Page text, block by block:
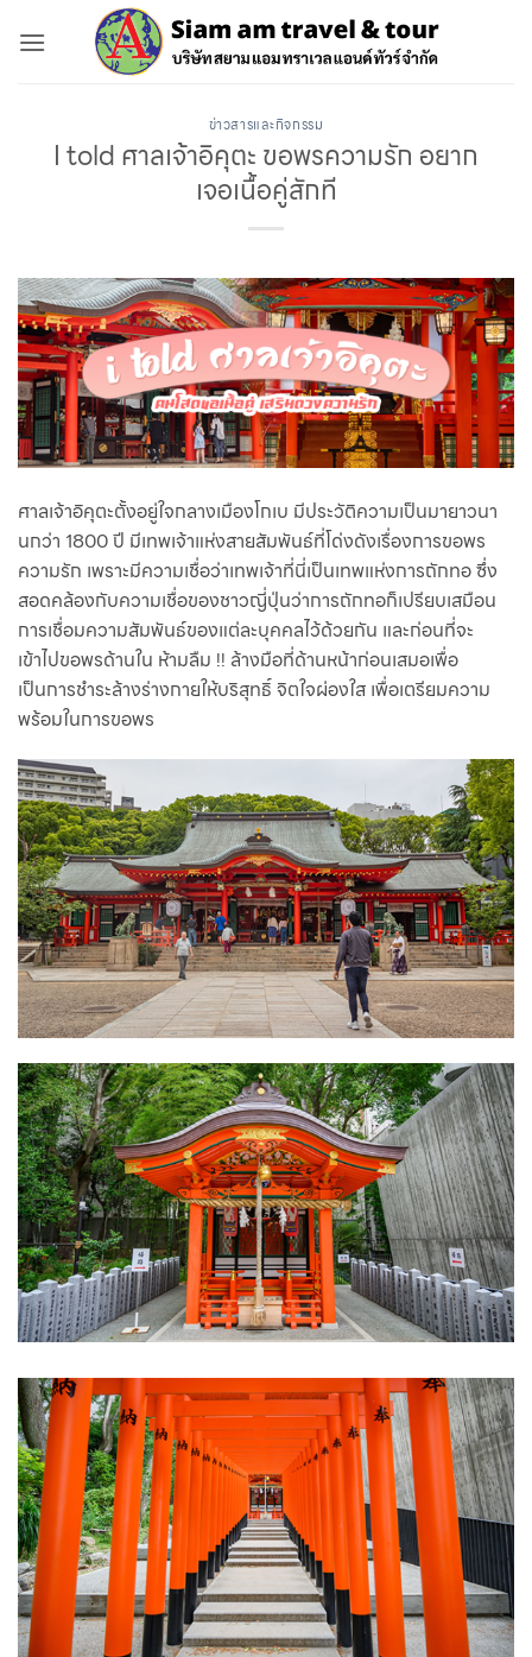
ข่าวสารและกิจกรรม
I told ศาลเจ้าอิคุตะ ขอพรความรัก อยาก
เจอเนื้อคู่สักที
ศาลเจ้าอิคุตะตั้งอยู่ใจกลางเมืองโกเบ มีประวัติความเป็นมายาวนา
นกว่า 1800 ปี มีเทพเจ้าแห่งสายสัมพันธ์ที่โด่งดังเรื่องการขอพร
ความรัก เพราะมีความเชื่อว่าเทพเจ้าที่นี่เป็นเทพแห่งการถักทอ ซึ่ง
สอดคล้องกับความเชื่อของชาวญี่ปุ่นว่าการถักทอก็เปรียบเสมือน
การเชื่อมความสัมพันธ์ของแต่ละบุคคลไว้ด้วยกัน และก่อนที่จะ
เข้าไปขอพรด้านใน ห้ามลืม !! ล้างมือที่ด้านหน้าก่อนเสมอเพื่อ
เป็นการชำระล้างร่างกายให้บริสุทธิ์ จิตใจผ่องใส เพื่อเตรียมความ
พร้อมในการขอพร